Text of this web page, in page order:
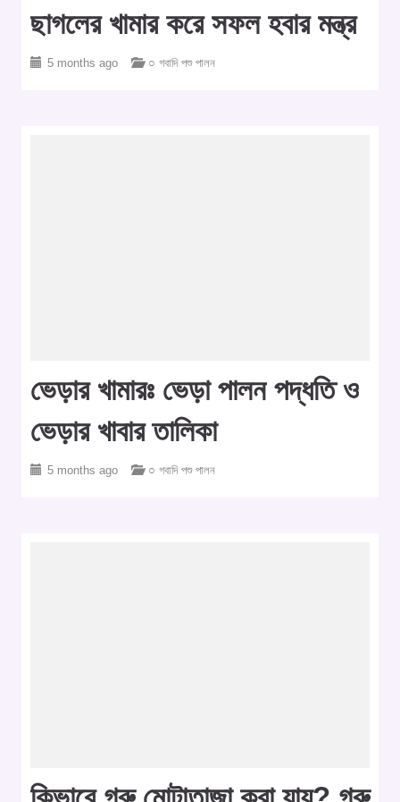
ছাগলের খামার করে সফল হবার মন্ত্র
5 months ago ○ গবাদি পশু পালন
ভেড়ার খামারঃ ভেড়া পালন পদ্ধতি ও
ভেড়ার খাবার তালিকা
5 months ago ○ গবাদি পশু পালন